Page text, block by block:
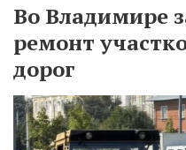
Во Владимире
ремонт
дорог